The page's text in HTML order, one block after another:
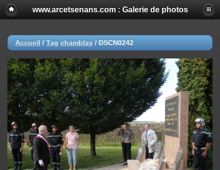
www.arcetsenans.com : Galerie de photos
Accueil / Tag chamblay / DSCN0242